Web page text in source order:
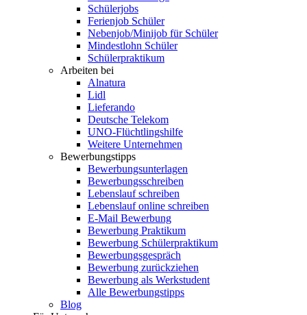
Schülerjobs
Ferienjob Schüler
Nebenjob/Minijob für Schüler
Mindestlohn Schüler
Schülerpraktikum
Arbeiten bei
Alnatura
Lidl
Lieferando
Deutsche Telekom
UNO-Flüchtlingshilfe
Weitere Unternehmen
Bewerbungstipps
Bewerbungsunterlagen
Bewerbungsschreiben
Lebenslauf schreiben
Lebenslauf online schreiben
E-Mail Bewerbung
Bewerbung Praktikum
Bewerbung Schülerpraktikum
Bewerbungsgespräch
Bewerbung zurückziehen
Bewerbung als Werkstudent
Alle Bewerbungstipps
Blog